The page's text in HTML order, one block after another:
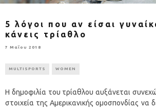
5 λόγοι που αν είσαι
κάνεις τρίαθλο
7 Μαΐου 2018
MULTISPORTS WOMEN
Η δημοφιλία του τρίαθλου αυξάνεται
στοιχεία της Αμερικανικής ομοσπονδίας να